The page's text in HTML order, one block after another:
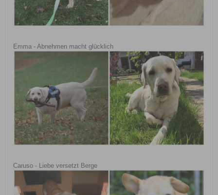
Emma - Abnehmen macht glücklich
Caruso - Liebe versetzt Berge